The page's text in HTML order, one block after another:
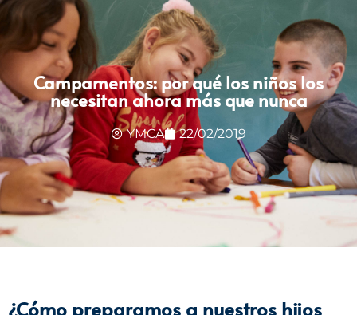
Campamentos: por qué los niños los
necesitan ahora más que nunca
YMCA 22/02/2019
¿Cómo preparamos a nuestros hijos